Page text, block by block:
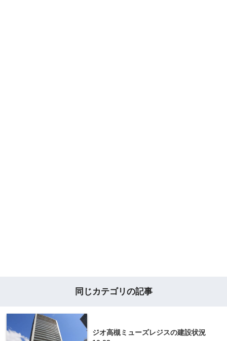
同じカテゴリの記事
ジオ高槻ミューズレジスの建設状況